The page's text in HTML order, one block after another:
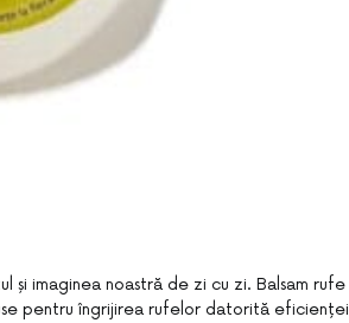
imaginea noastră de zi cu zi. Balsam rufe
pentru îngrijirea rufelor datorită eficienței